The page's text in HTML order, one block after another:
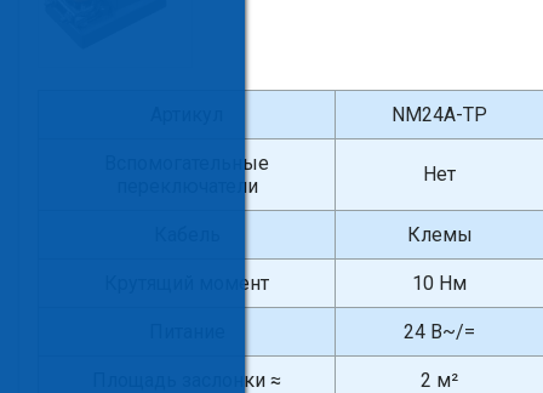
NM24A-TP
Вспомогательные
переключатели
Нет
Клемы
Крутящий момент 10 Нм
24 В~/=
Площадь заслонки ≈ 2 м²